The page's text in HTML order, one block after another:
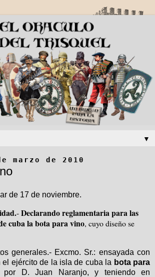
▼
marzo de 2010
de 17 de noviembre.
-Declarando reglamentaria para las
cuba la bota para vino, cuyo diseño se
generales.- Excmo. Sr.: ensayada con
el ejército de la isla de cuba la bota para
por D. Juan Naranjo, y teniendo en